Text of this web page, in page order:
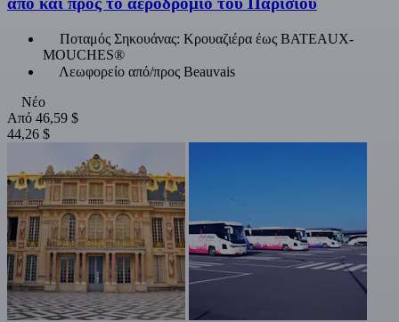
Ποταμός Σηκουάνας: Κρουαζιέρα έως BATEAUX-
MOUCHES®
Λεωφορείο από/προς Beauvais
Νέο
Από 46,59 $
44,26 $